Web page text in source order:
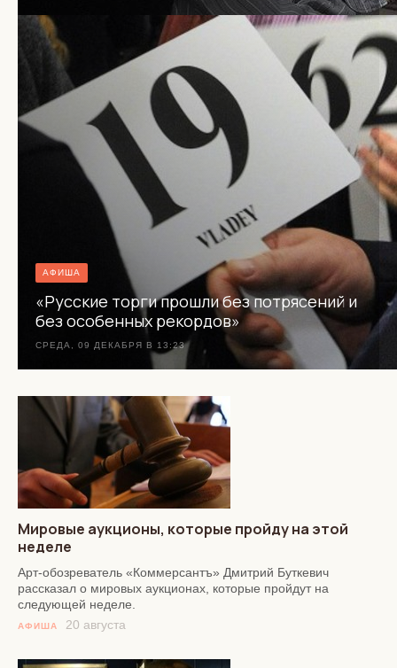
АФИША
«Русские торги прошли без потрясений и
без особенных рекордов»
СРЕДА, 09 ДЕКАБРЯ В 13:23
Мировые аукционы, которые пройду на этой
неделе
Арт-обозреватель «Коммерсантъ» Дмитрий Буткевич
рассказал о мировых аукционах, которые пройдут на
следующей неделе.
АФИША 20 августа